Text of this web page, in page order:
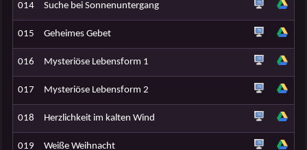
014 Suche bei Sonnenuntergang
015 Geheimes Gebet
016 Mysteriöse Lebensform 1
017 Mysteriöse Lebensform 2
018 Herzlichkeit im kalten Wind
019 Weiße Weihnacht